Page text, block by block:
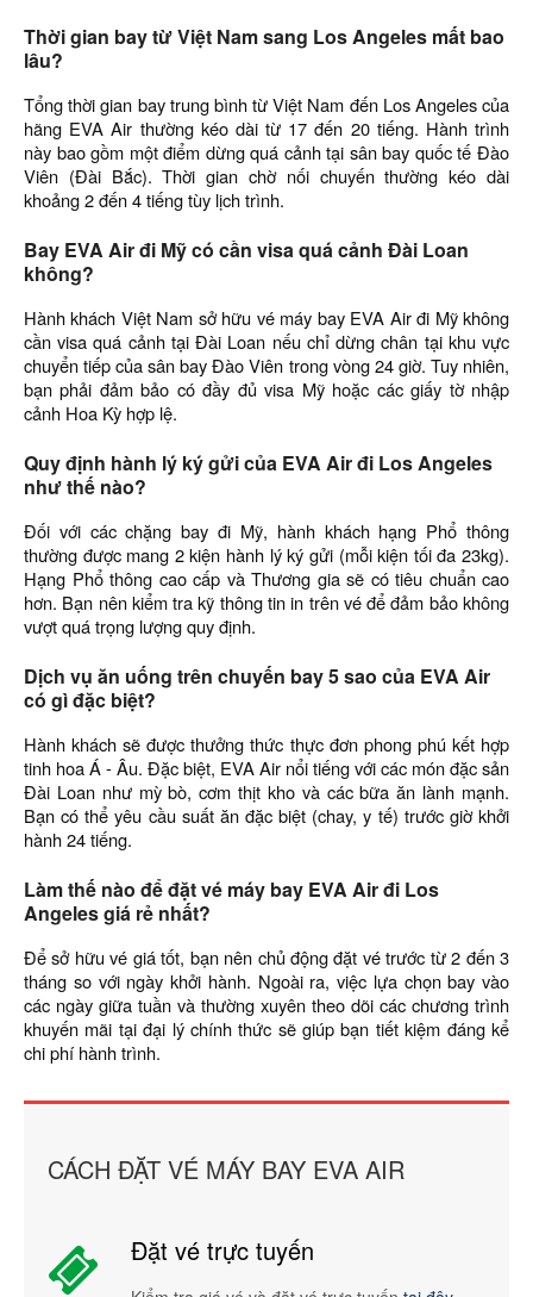
Thời gian bay từ Việt Nam sang Los Angeles mất bao
lâu?
Tổng thời gian bay trung bình từ Việt Nam đến Los Angeles của
hãng EVA Air thường kéo dài từ 17 đến 20 tiếng. Hành trình
này bao gồm một điểm dừng quá cảnh tại sân bay quốc tế Đào
Viên (Đài Bắc). Thời gian chờ nối chuyến thường kéo dài
khoảng 2 đến 4 tiếng tùy lịch trình.
Bay EVA Air đi Mỹ có cần visa quá cảnh Đài Loan
không?
Hành khách Việt Nam sở hữu vé máy bay EVA Air đi Mỹ không
cần visa quá cảnh tại Đài Loan nếu chỉ dừng chân tại khu vực
chuyển tiếp của sân bay Đào Viên trong vòng 24 giờ. Tuy nhiên,
bạn phải đảm bảo có đầy đủ visa Mỹ hoặc các giấy tờ nhập
cảnh Hoa Kỳ hợp lệ.
Quy định hành lý ký gửi của EVA Air đi Los Angeles
như thế nào?
Đối với các chặng bay đi Mỹ, hành khách hạng Phổ thông
thường được mang 2 kiện hành lý ký gửi (mỗi kiện tối đa 23kg).
Hạng Phổ thông cao cấp và Thương gia sẽ có tiêu chuẩn cao
hơn. Bạn nên kiểm tra kỹ thông tin in trên vé để đảm bảo không
vượt quá trọng lượng quy định.
Dịch vụ ăn uống trên chuyến bay 5 sao của EVA Air
có gì đặc biệt?
Hành khách sẽ được thưởng thức thực đơn phong phú kết hợp
tinh hoa Á - Âu. Đặc biệt, EVA Air nổi tiếng với các món đặc sản
Đài Loan như mỳ bò, cơm thịt kho và các bữa ăn lành mạnh.
Bạn có thể yêu cầu suất ăn đặc biệt (chay, y tế) trước giờ khởi
hành 24 tiếng.
Làm thế nào để đặt vé máy bay EVA Air đi Los
Angeles giá rẻ nhất?
Để sở hữu vé giá tốt, bạn nên chủ động đặt vé trước từ 2 đến 3
tháng so với ngày khởi hành. Ngoài ra, việc lựa chọn bay vào
các ngày giữa tuần và thường xuyên theo dõi các chương trình
khuyến mãi tại đại lý chính thức sẽ giúp bạn tiết kiệm đáng kể
chi phí hành trình.
CÁCH ĐẶT VÉ MÁY BAY EVA AIR
Đặt vé trực tuyến